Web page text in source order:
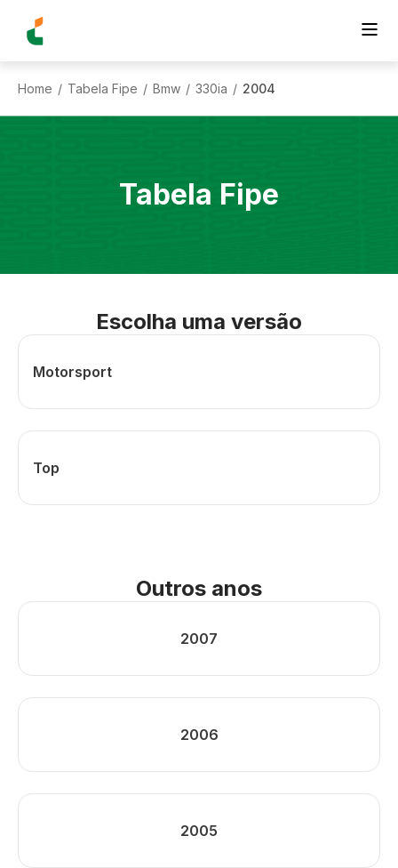
Home / Tabela Fipe / Bmw / 330ia / 2004
Tabela Fipe
Escolha uma versão
Motorsport
Top
Outros anos
2007
2006
2005